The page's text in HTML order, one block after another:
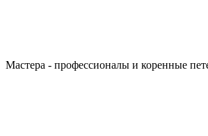
Мастера - профессионалы и коренные